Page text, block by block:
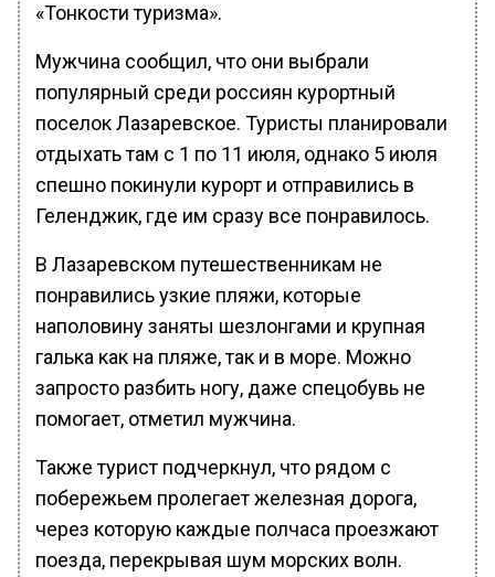
«Тонкости туризма».
Мужчина сообщил, что они выбрали
популярный среди россиян курортный
поселок Лазаревское. Туристы планировали
отдыхать там с 1 по 11 июля, однако 5 июля
спешно покинули курорт и отправились в
Геленджик, где им сразу все понравилось.
В Лазаревском путешественникам не
понравились узкие пляжи, которые
наполовину заняты шезлонгами и крупная
галька как на пляже, так и в море. Можно
запросто разбить ногу, даже спецобувь не
помогает, отметил мужчина.
Также турист подчеркнул, что рядом с
побережьем пролегает железная дорога,
через которую каждые полчаса проезжают
поезда, перекрывая шум морских волн.